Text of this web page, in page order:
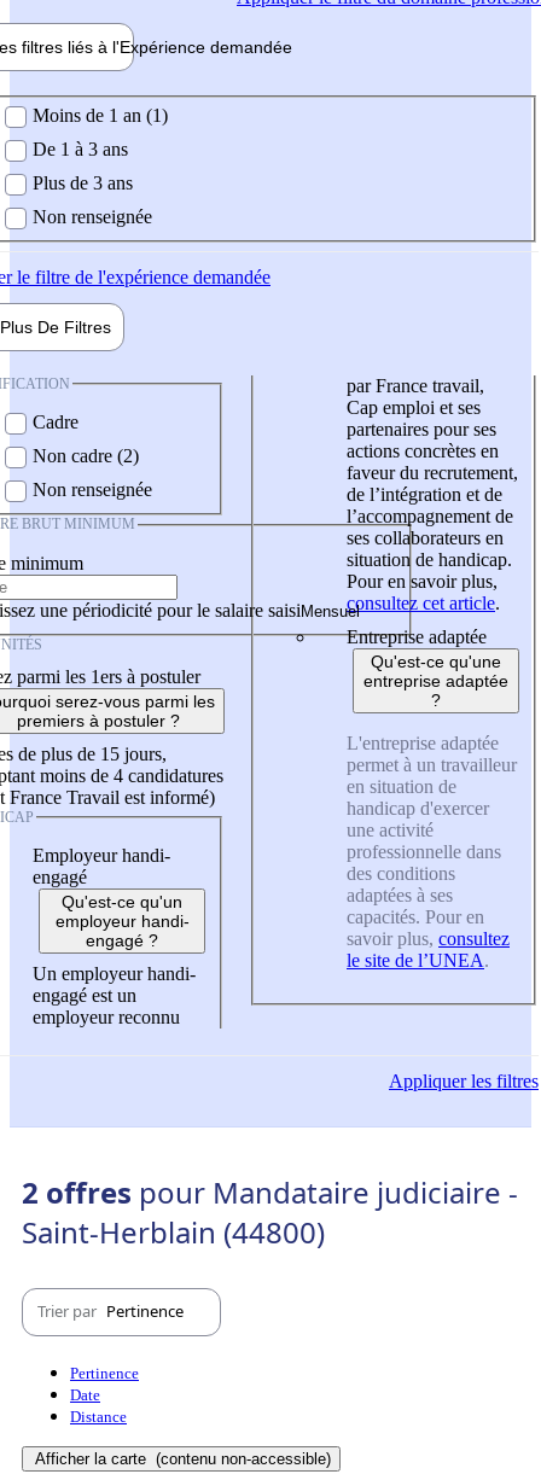
filtres liés à l'Expérience demandée
demandée
Moins de 1 an (1)
De 1 à 3 ans
Plus de 3 ans
Non renseignée
le filtre de l'expérience demandée
Plus De Filtres
Cadre
Non cadre (2)
Non renseignée
BRUT MINIMUM
minimum
une périodicité pour le salaire saisi
parmi les 1ers à postuler
serez-vous parmi les
premiers à postuler ?
de plus de 15 jours,
moins de 4 candidatures
France Travail est informé)
Employeur handi-
engagé
Qu'est-ce qu'un
employeur handi-
engagé ?
Un employeur handi-
engagé est un
employeur reconnu
par France travail,
Cap emploi et ses
partenaires pour ses
actions concrètes en
faveur du recrutement,
de l’intégration et de
l’accompagnement de
ses collaborateurs en
situation de handicap.
Pour en savoir plus,
consultez cet article.
Entreprise adaptée
Qu'est-ce qu'une
entreprise adaptée
?
L'entreprise adaptée
permet à un travailleur
en situation de
handicap d'exercer
une activité
professionnelle dans
des conditions
adaptées à ses
capacités. Pour en
savoir plus, consultez
le site de l’UNEA.
Appliquerles filtres
2 offres pour Mandataire judiciaire -
Saint-Herblain (44800)
Trier par Pertinence
Pertinence
Date
Distance
Afficher la carte (contenu non-accessible)